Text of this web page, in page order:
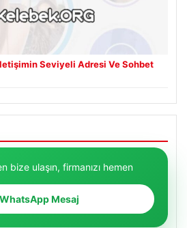
Seviyeli Adresi Ve Sohbet
bize ulaşın, firmanızı hemen
WhatsApp Mesaj